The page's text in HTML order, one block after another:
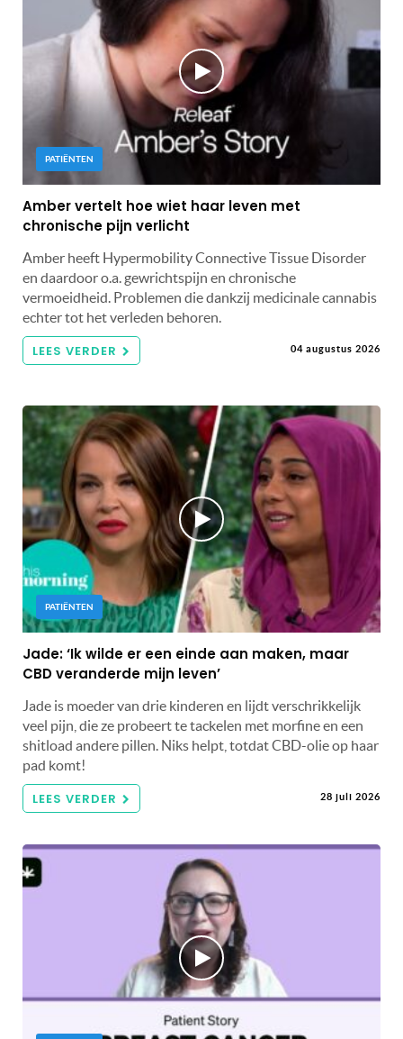
PATIËNTEN
Amber vertelt hoe wiet haar leven met
chronische pijn verlicht
Amber heeft Hypermobility Connective Tissue Disorder
en daardoor o.a. gewrichtspijn en chronische
vermoeidheid. Problemen die dankzij medicinale cannabis
echter tot het verleden behoren.
LEES VERDER 04 augustus 2026
PATIËNTEN
Jade: ‘Ik wilde er een einde aan maken, maar
CBD veranderde mijn leven’
Jade is moeder van drie kinderen en lijdt verschrikkelijk
veel pijn, die ze probeert te tackelen met morfine en een
shitload andere pillen. Niks helpt, totdat CBD-olie op haar
pad komt!
LEES VERDER 28 juli 2026